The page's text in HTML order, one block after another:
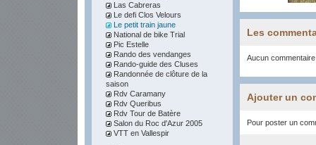
Las Cabreras
Le defi Clos Velours
Le petit train jaune
National de bike Trial
Pic Estelle
Rando des vendanges
Rando-guide des Cluses
Randonnée de clôture de la
saison
Rdv Caramany
Rdv Queribus
Rdv Tour de Batère
Salon du Roc d'Azur 2005
VTT en Vallespir
Les
Aucun
Ajouter un
Pour poster un